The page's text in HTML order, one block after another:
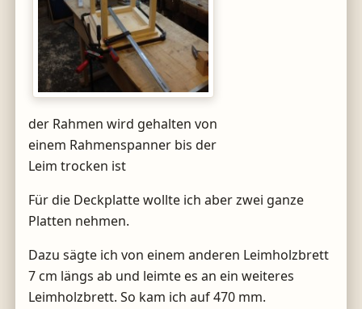
der Rahmen wird gehalten von
einem Rahmenspanner bis der
Leim trocken ist
Für die Deckplatte wollte ich aber zwei ganze
Platten nehmen.
Dazu sägte ich von einem anderen Leimholzbrett
7 cm längs ab und leimte es an ein weiteres
Leimholzbrett. So kam ich auf 470 mm.